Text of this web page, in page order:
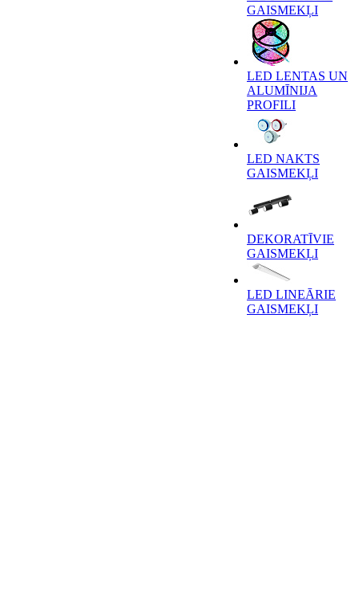
GAISMEKĻI
LED LENTAS UN
ALUMĪNIJA
PROFILI
LED NAKTS
GAISMEKĻI
DEKORATĪVIE
GAISMEKĻI
LED LINEĀRIE
GAISMEKĻI